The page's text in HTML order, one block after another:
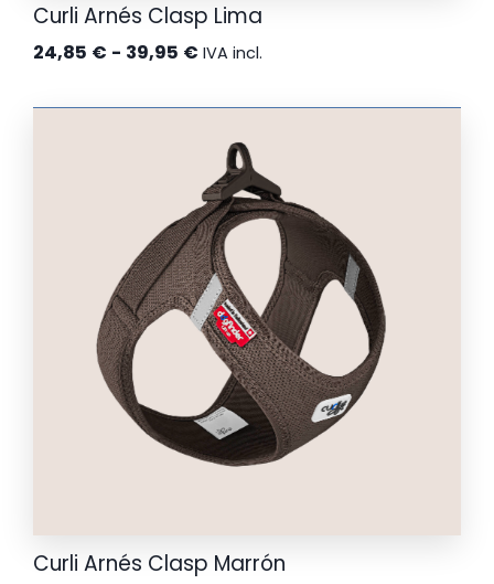
Curli Arnés Clasp Lima
24,85 € - 39,95 € Rango
precios:
desde
24,85 €
hasta
39,95 €
IVA incl.
Curli Arnés Clasp Marrón